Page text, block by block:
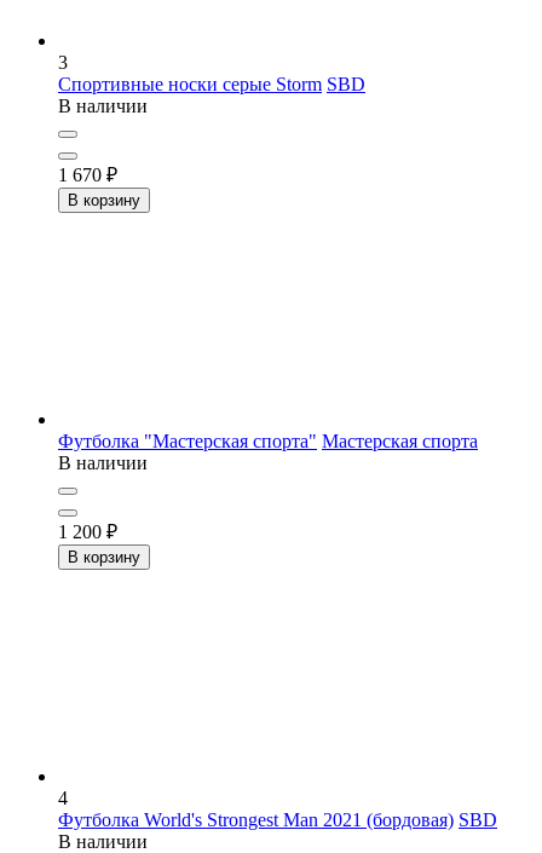
3
Спортивные носки серые Storm SBD
В наличии
1 670 ₽
В корзину
Футболка "Мастерская спорта" Мастерская спорта
В наличии
1 200 ₽
В корзину
4
Футболка World's Strongest Man 2021 (бордовая) SBD
В наличии